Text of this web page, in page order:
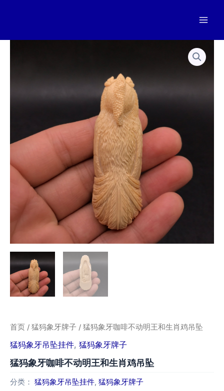
首页 / 猛犸象牙牌子 / 猛犸象牙咖啡不动明王和生肖鸡吊坠
猛犸象牙吊坠挂件, 猛犸象牙牌子
猛犸象牙咖啡不动明王和生肖鸡吊坠
分类： 猛犸象牙吊坠挂件, 猛犸象牙牌子